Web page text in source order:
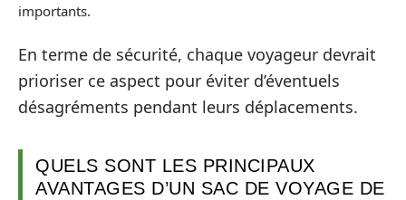
importants.
En terme de sécurité, chaque voyageur devrait
prioriser ce aspect pour éviter d’éventuels
désagréments pendant leurs déplacements.
QUELS SONT LES PRINCIPAUX
AVANTAGES D’UN SAC DE VOYAGE DE